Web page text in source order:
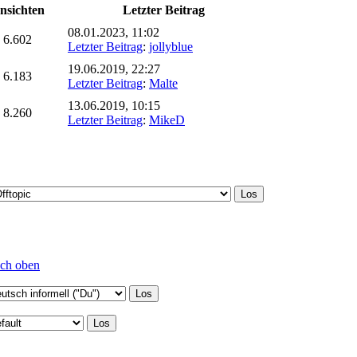
Letzter Beitrag
6.602
08.01.2023, 11:02
Letzter Beitrag: jollyblue
6.183
19.06.2019, 22:27
Letzter Beitrag: Malte
8.260
13.06.2019, 10:15
Letzter Beitrag: MikeD
oben